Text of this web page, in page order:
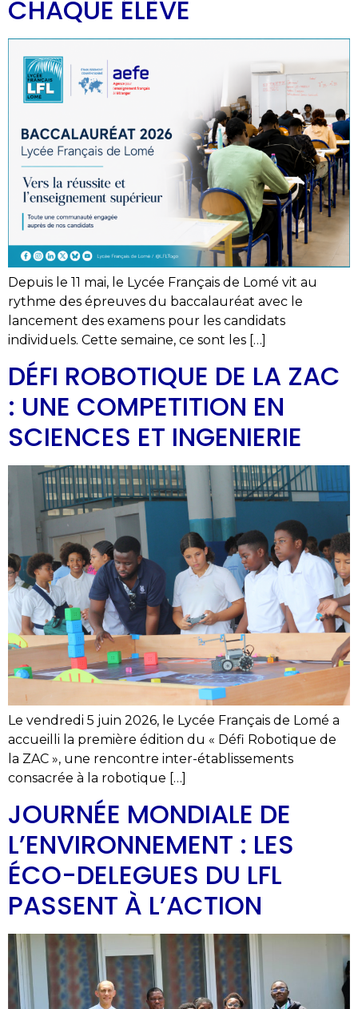
CHAQUE ÉLÈVE
Depuis le 11 mai, le Lycée Français de Lomé vit au
rythme des épreuves du baccalauréat avec le
lancement des examens pour les candidats
individuels. Cette semaine, ce sont les […]
DÉFI ROBOTIQUE DE LA ZAC
: UNE COMPETITION EN
SCIENCES ET INGENIERIE
Le vendredi 5 juin 2026, le Lycée Français de Lomé a
accueilli la première édition du « Défi Robotique de
la ZAC », une rencontre inter-établissements
consacrée à la robotique […]
JOURNÉE MONDIALE DE
L’ENVIRONNEMENT : LES
ÉCO-DELEGUES DU LFL
PASSENT À L’ACTION